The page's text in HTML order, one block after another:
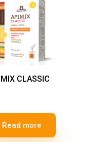
CLASSIC
Read more